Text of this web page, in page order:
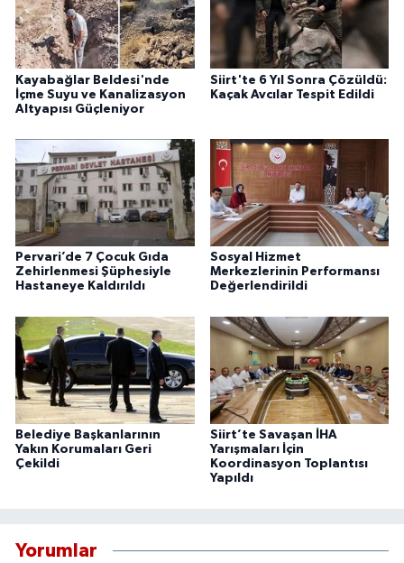
Kayabağlar Beldesi'nde
İçme Suyu ve Kanalizasyon
Altyapısı Güçleniyor
Siirt'te 6 Yıl Sonra Çözüldü:
Kaçak Avcılar Tespit Edildi
Pervari’de 7 Çocuk Gıda
Zehirlenmesi Şüphesiyle
Hastaneye Kaldırıldı
Sosyal Hizmet
Merkezlerinin Performansı
Değerlendirildi
Belediye Başkanlarının
Yakın Korumaları Geri
Çekildi
Siirt’te Savaşan İHA
Yarışmaları İçin
Koordinasyon Toplantısı
Yapıldı
Yorumlar